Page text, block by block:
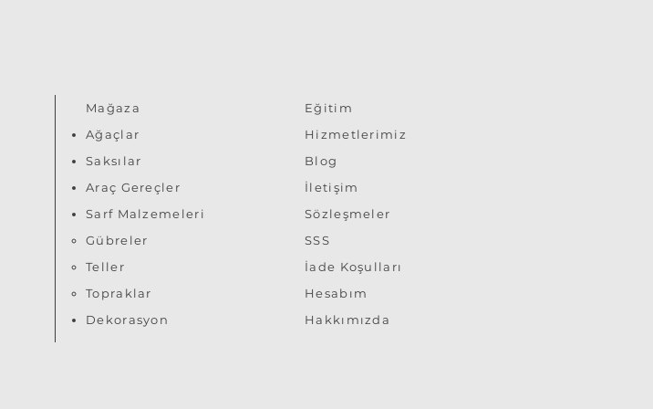
Mağaza
Ağaçlar
Saksılar
Araç Gereçler
S​arf Malzemeleri
Gübreler
Teller
Topraklar
Dekorasyon
Eğitim
Hizmetlerimiz
Blog
İletişim
Sözleşmeler
SSS
İade Koşulları
Hesabım
Hakkımızda